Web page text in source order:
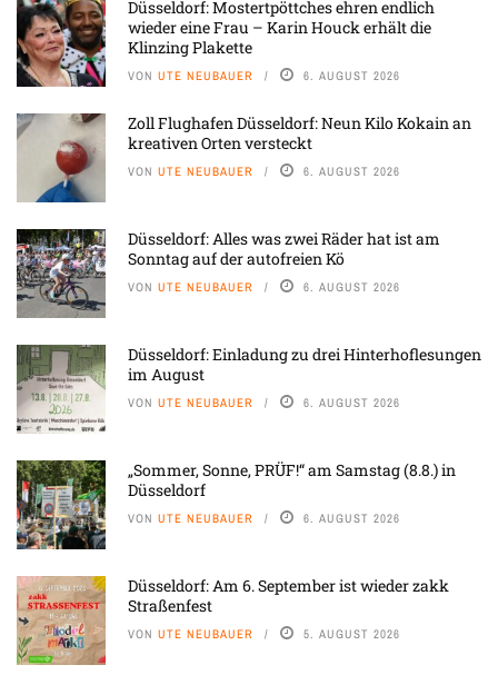
Düsseldorf: Mostertpöttches ehren endlich
wieder eine Frau – Karin Houck erhält die
Klinzing Plakette
VON UTE NEUBAUER 6. AUGUST 2026
Zoll Flughafen Düsseldorf: Neun Kilo Kokain an
kreativen Orten versteckt
VON UTE NEUBAUER 6. AUGUST 2026
Düsseldorf: Alles was zwei Räder hat ist am
Sonntag auf der autofreien Kö
VON UTE NEUBAUER 6. AUGUST 2026
Düsseldorf: Einladung zu drei Hinterhoflesungen
im August
VON UTE NEUBAUER 6. AUGUST 2026
„Sommer, Sonne, PRÜF!“ am Samstag (8.8.) in
Düsseldorf
VON UTE NEUBAUER 6. AUGUST 2026
Düsseldorf: Am 6. September ist wieder zakk
Straßenfest
VON UTE NEUBAUER 5. AUGUST 2026